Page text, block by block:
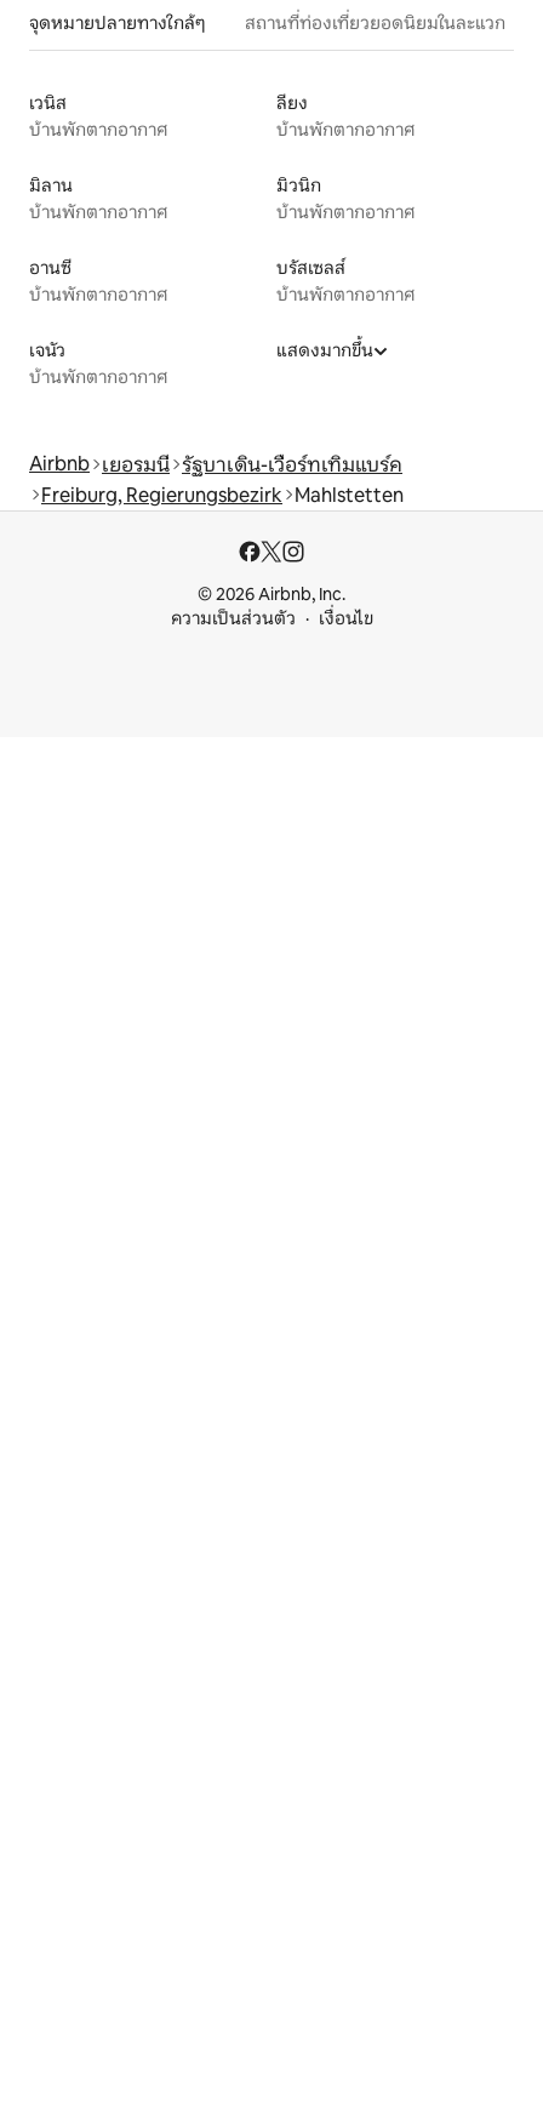
จุดหมายปลายทางใกล้ๆ สถานที่ท่องเที่ยวยอดนิยมในละแวก
เวนิส
บ้านพักตากอากาศ
ลียง
บ้านพักตากอากาศ
มิลาน
บ้านพักตากอากาศ
มิวนิก
บ้านพักตากอากาศ
อานซี
บ้านพักตากอากาศ
บรัสเซลส์
บ้านพักตากอากาศ
เจนัว
บ้านพักตากอากาศ
แสดงมากขึ้น
Airbnb เยอรมนี รัฐบาเดิน-เวือร์ทเทิมแบร์ค
Freiburg, Regierungsbezirk Mahlstetten
© 2026 Airbnb, Inc.
ความเป็นส่วนตัว
เงื่อนไข